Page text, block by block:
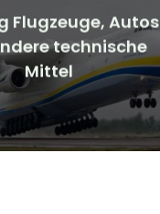
Flugzeuge, Autos
technische
Mittel
Autos, technische Mittel
nach Kriegsbeginn
Details anzeigen